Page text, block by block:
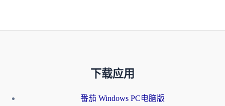
下载应用
番茄 Windows PC电脑版